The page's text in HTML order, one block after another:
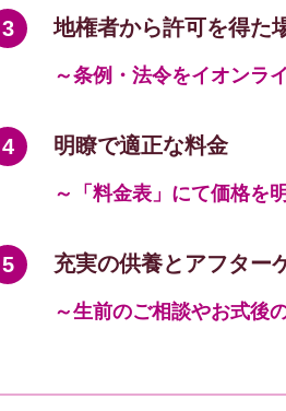
地権者から許可を得た
～条例・法令をイオンラ
明瞭で適正な料金
～「料金表」にて価格を
充実の供養とアフター
～生前のご相談やお式後